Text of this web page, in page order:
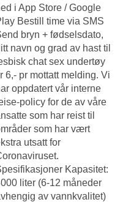
i App Store / Google
Bestill time via SMS
bryn + fødselsdato,
navn og grad av hast til
chat sex undertøy
6,- pr mottatt melding. Vi
oppdatert vår interne
policy for de av våre
som har reist til
som har vært
utsatt for
Kapasitet:
liter (6-12 måneder
av vannkvalitet)